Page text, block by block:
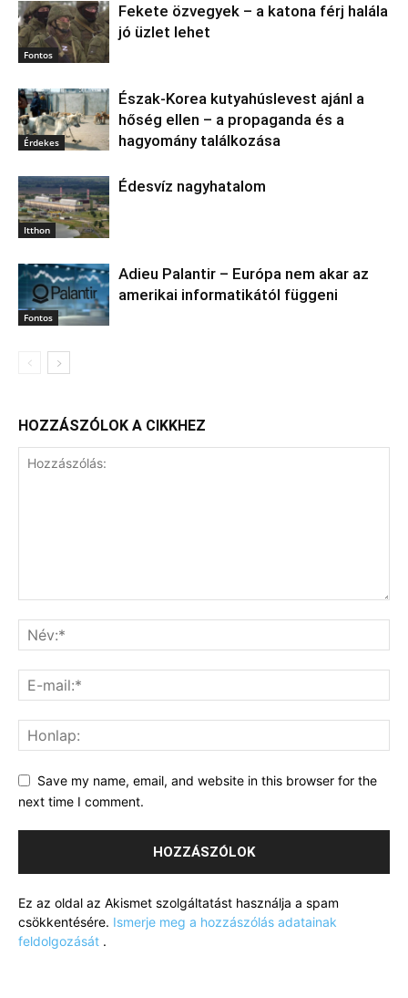
Fontos
Fekete özvegyek – a katona férj halála
jó üzlet lehet
Érdekes
Észak‑Korea kutyahúslevest ajánl a
hőség ellen – a propaganda és a
hagyomány találkozása
Itthon
Édesvíz nagyhatalom
Fontos
Adieu Palantir – Európa nem akar az
amerikai informatikától függeni
HOZZÁSZÓLOK A CIKKHEZ
Save my name, email, and website in this browser for the
next time I comment.
Ez az oldal az Akismet szolgáltatást használja a spam
csökkentésére. Ismerje meg a hozzászólás adatainak
feldolgozását .